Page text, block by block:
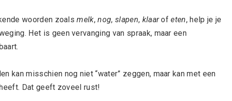
woorden zoalsmelk,nog, slapen, klaarofeten, help je je
Het is geen vervanging van spraak, maar een
kan misschien nog niet “water” zeggen, maar kan met een
Dat geeft zoveel rust!